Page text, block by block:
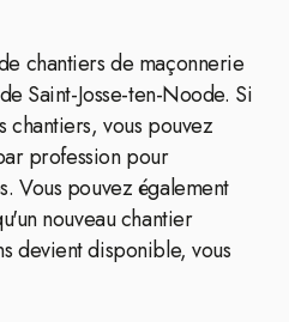
chantiers de maçonnerie
Saint-Josse-ten-Noode. Si
chantiers, vous pouvez
profession pour
Vous pouvez également
nouveau chantier
devient disponible, vous